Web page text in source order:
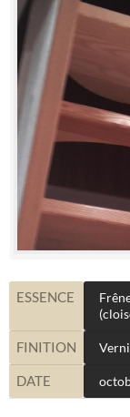
ESSENCE
FINITION
DATE